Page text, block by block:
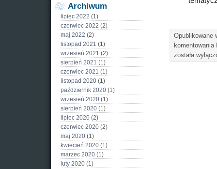
Archiwum
lipiec 2022 (1)
czerwiec 2022 (2)
maj 2022 (2)
listopad 2021 (1)
wrzesień 2021 (2)
sierpień 2021 (1)
czerwiec 2021 (1)
listopad 2020 (1)
październik 2020 (1)
wrzesień 2020 (1)
sierpień 2020 (1)
lipiec 2020 (2)
czerwiec 2020 (2)
maj 2020 (1)
kwiecień 2020 (1)
marzec 2020 (1)
luty 2020 (1)
Opublikowane
komentowania
została